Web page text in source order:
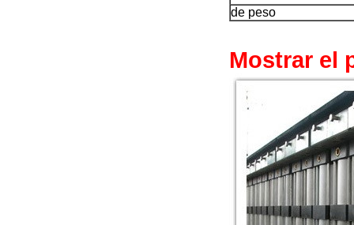
de peso
Mostrar el